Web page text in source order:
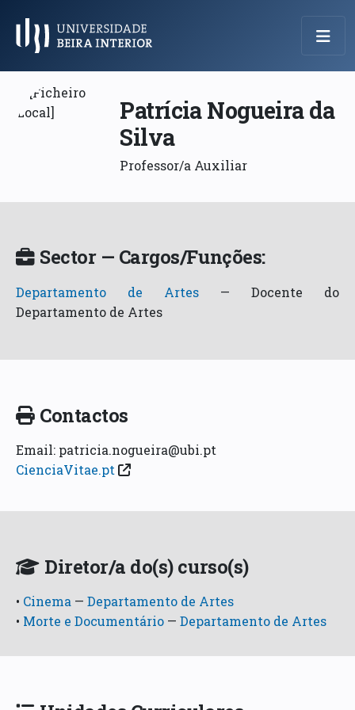
Menu Principal
Patrícia Nogueira da
Silva
Professor/a Auxiliar
Sector — Cargos/Funções:
Departamento de Artes — Docente do
Departamento de Artes
Contactos
Email: patricia.nogueira@ubi.pt
CienciaVitae.pt
Diretor/a do(s) curso(s)
• Cinema —Departamento de Artes
• Morte e Documentário —Departamento de Artes